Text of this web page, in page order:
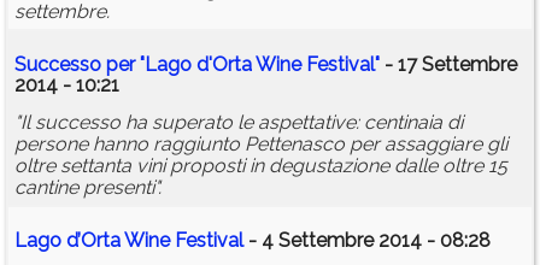
settembre.
Successo per "Lago d'Orta Wine Festival" - 17 Settembre
2014 - 10:21
"Il successo ha superato le aspettative: centinaia di
persone hanno raggiunto Pettenasco per assaggiare gli
oltre settanta vini proposti in degustazione dalle oltre 15
cantine presenti".
Lago d’Orta Wine Festival- 4 Settembre 2014 - 08:28